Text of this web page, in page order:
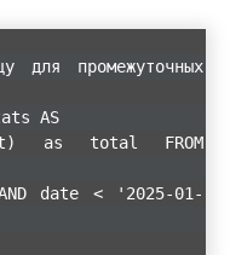
для промежуточных
AS
as total FROM
date < '2025-01-